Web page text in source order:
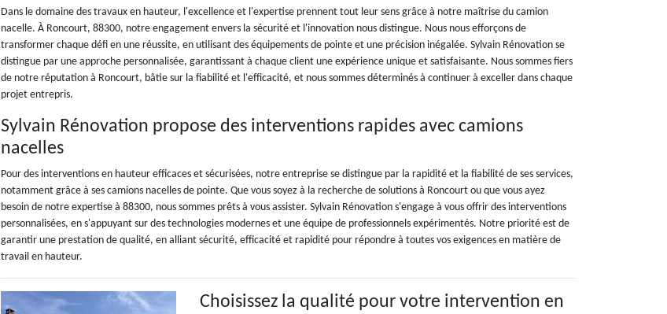
Dans le domaine des travaux en hauteur, l'excellence et l'expertise prennent tout leur sens grâce à notre maîtrise du camion
nacelle. À Roncourt, 88300, notre engagement envers la sécurité et l'innovation nous distingue. Nous nous efforçons de
transformer chaque défi en une réussite, en utilisant des équipements de pointe et une précision inégalée. Sylvain Rénovation se
distingue par une approche personnalisée, garantissant à chaque client une expérience unique et satisfaisante. Nous sommes fiers
de notre réputation à Roncourt, bâtie sur la fiabilité et l'efficacité, et nous sommes déterminés à continuer à exceller dans chaque
projet entrepris.
Sylvain Rénovation propose des interventions rapides avec camions
nacelles
Pour des interventions en hauteur efficaces et sécurisées, notre entreprise se distingue par la rapidité et la fiabilité de ses services,
notamment grâce à ses camions nacelles de pointe. Que vous soyez à la recherche de solutions à Roncourt ou que vous ayez
besoin de notre expertise à 88300, nous sommes prêts à vous assister. Sylvain Rénovation s'engage à vous offrir des interventions
personnalisées, en s'appuyant sur des technologies modernes et une équipe de professionnels expérimentés. Notre priorité est de
garantir une prestation de qualité, en alliant sécurité, efficacité et rapidité pour répondre à toutes vos exigences en matière de
travail en hauteur.
Choisissez la qualité pour votre intervention en